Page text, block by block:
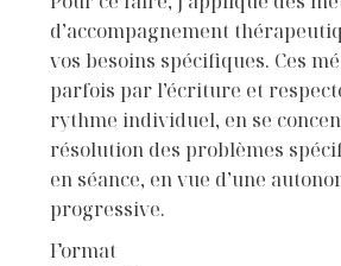
d’accompagnement
vos besoins spécifiques. Ces
parfois par l’écriture et
rythme individuel, en se
résolution des problèmes
en séance, en vue d’une
progressive.
Format